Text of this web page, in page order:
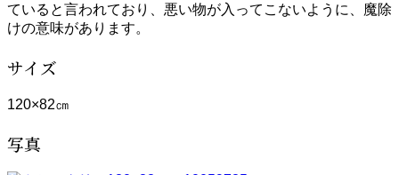
ていると言われており、悪い物が入ってこないように、魔除
けの意味があります。
サイズ
120×82㎝
写真